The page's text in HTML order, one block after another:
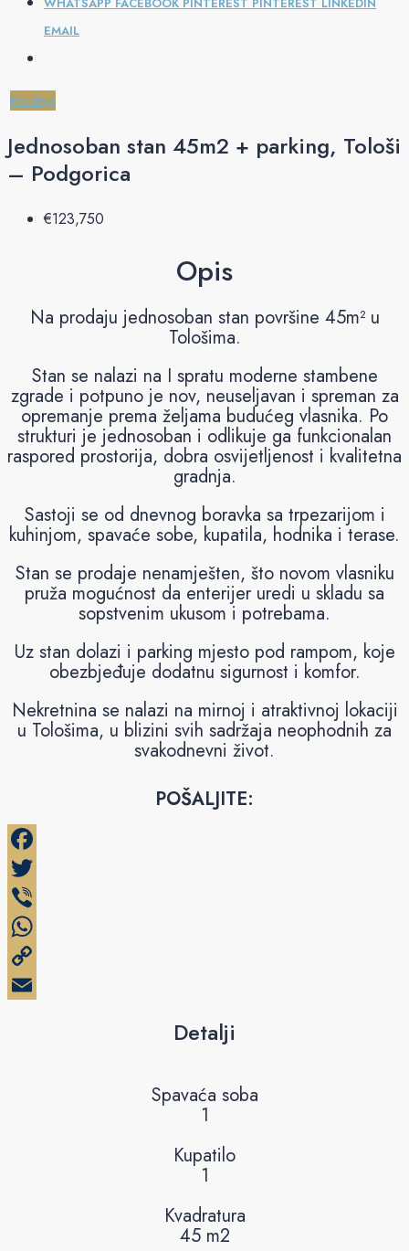
EMAIL
Prodaja
Jednosoban stan 45m2 + parking, Tološi
– Podgorica
€‎123,750
Opis
Na prodaju jednosoban stan površine 45m² u
Tološima.
Stan se nalazi na I spratu moderne stambene
zgrade i potpuno je nov, neuseljavan i spreman za
opremanje prema željama budućeg vlasnika. Po
strukturi je jednosoban i odlikuje ga funkcionalan
raspored prostorija, dobra osvijetljenost i kvalitetna
gradnja.
Sastoji se od dnevnog boravka sa trpezarijom i
kuhinjom, spavaće sobe, kupatila, hodnika i terase.
Stan se prodaje nenamješten, što novom vlasniku
pruža mogućnost da enterijer uredi u skladu sa
sopstvenim ukusom i potrebama.
Uz stan dolazi i parking mjesto pod rampom, koje
obezbjeđuje dodatnu sigurnost i komfor.
Nekretnina se nalazi na mirnoj i atraktivnoj lokaciji
u Tološima, u blizini svih sadržaja neophodnih za
svakodnevni život.
POŠALJITE:
Detalji
Spavaća soba
1
Kupatilo
1
Kvadratura
45 m2